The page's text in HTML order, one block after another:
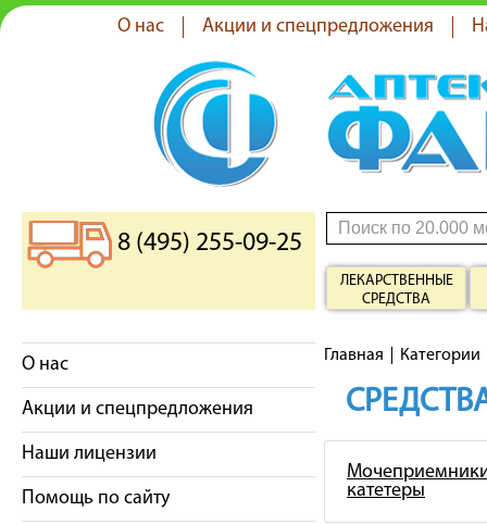
О нас Акции и спецпредложения
8 (495) 255-09-25
ЛЕКАРСТВЕННЫЕ
СРЕДСТВА
О нас
Акции и спецпредложения
Наши лицензии
Помощь по сайту
Главная Категории
катетеры